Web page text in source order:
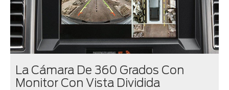
La Cámara De 360 Grados Con
Monitor Con Vista Dividida